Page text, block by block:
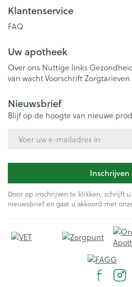
Klantenservice
FAQ
Uw apotheek
Over ons Nuttige links
van wachtVoorschriftZorgtarieven
Nieuwsbrief
Blijf op de hoogte van nieuwe
Inschrijven
Door op inschrijven te klikken, schrijft u
nieuwsbrief en gaat u akkoord met